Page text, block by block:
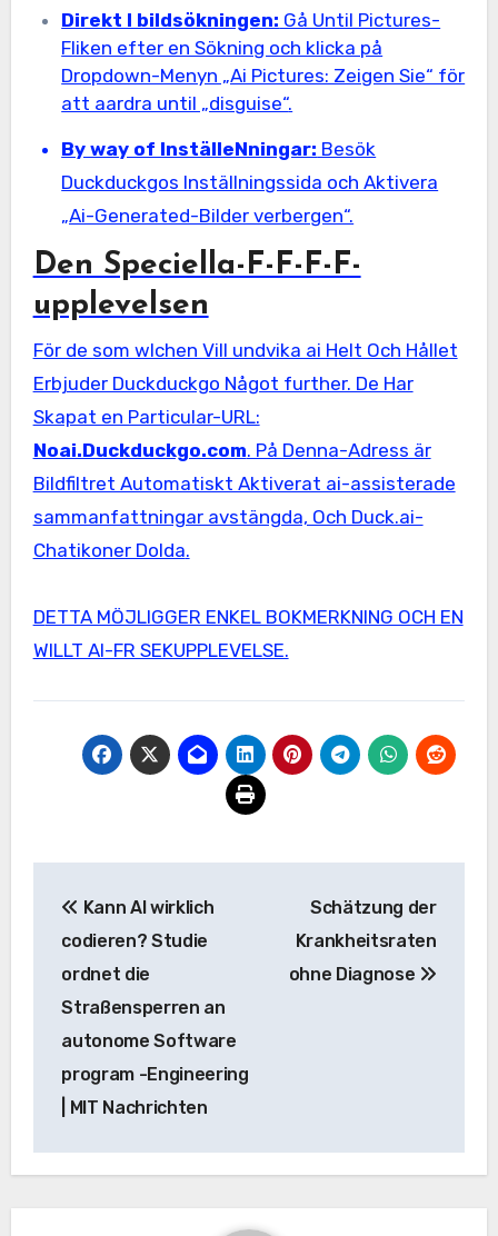
Direkt I bildsökningen: Gå Until Pictures-
Fliken efter en Sökning och klicka på
Dropdown-Menyn „Ai Pictures: Zeigen Sie“ för
att aardra until „disguise“.
By way of InställeNningar: Besök
Duckduckgos Inställningssida och Aktivera
„Ai-Generated-Bilder verbergen“.
Den Speciella-F-F-F-F-
upplevelsen
För de som wlchen Vill undvika ai Helt Och Hållet
Erbjuder Duckduckgo Något further. De Har
Skapat en Particular-URL:
Noai.Duckduckgo.com. På Denna-Adress är
Bildfiltret Automatiskt Aktiverat ai-assisterade
sammanfattningar avstängda, Och Duck.ai-
Chatikoner Dolda.
DETTA MÖJLIGGER ENKEL BOKMERKNING OCH EN
WILLT AI-FR SEKUPPLEVELSE.
Navigation
Kann AI wirklich
codieren? Studie
ordnet die
Straßensperren an
autonome Software
program -Engineering
| MIT Nachrichten
Schätzung der
Krankheitsraten
ohne Diagnose